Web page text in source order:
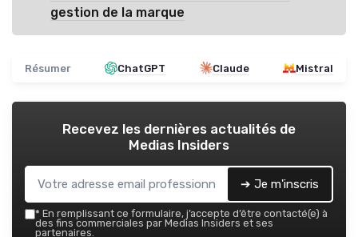
gestion de la marque
Résumer ChatGPT Claude Mistral
Recevez les dernières actualités de
Medias Insiders
➔ Je m'inscris
* En remplissant ce formulaire, j’accepte d’être contacté(e) à
des fins commerciales par Medias Insiders et ses
partenaires.